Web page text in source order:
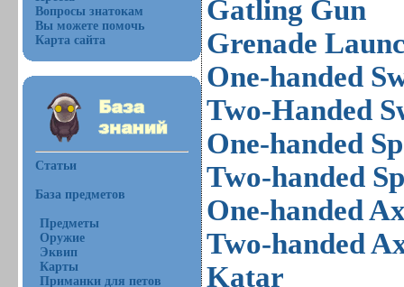
Вопросы знатокам
Вы можете помочь
Карта сайта
Статьи
База предметов
Предметы
Оружие
Эквип
Карты
Приманки для петов
Gatling Gun
Grenade
One-handed
Two-Handed
One-handed
Two-handed
One-handed
Two-handed
Katar